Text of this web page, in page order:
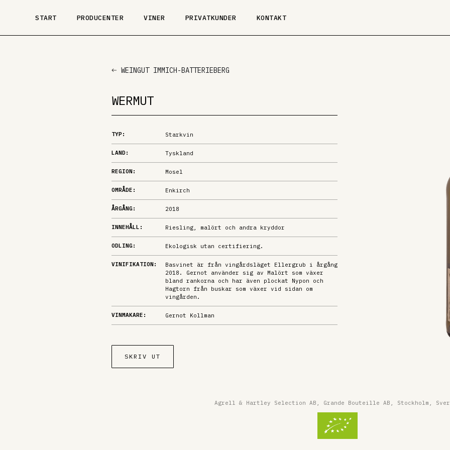
START PRODUCENTER VINER PRIVATKUNDER KONTAKT
WEINGUT IMMICH-BATTERIEBERG
WERMUT
TYP: Starkvin
LAND: Tyskland
REGION: Mosel
OMRÅDE: Enkirch
ÅRGÅNG: 2018
INNEHÅLL: Riesling, malört och andra kryddor
ODLING: Ekologisk utan certifiering.
VINIFIKATION:
Basvinet är från vingårdsläget Ellergrub i årgång
2018. Gernot använder sig av Malört som växer
bland rankorna och har även plockat Nypon och
Hagtorn från buskar som växer vid sidan om
vingården.
VINMAKARE: Gernot Kollman
SKRIV UT
Agrell & Hartley Selection AB, Grande Bouteille AB, Stockholm,